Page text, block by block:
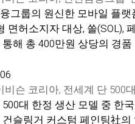
그룹의 원신한 모바일 플랫
면허소지자 대상, 쏠(SOL),
해 총 400만원 상당의 경
비슨 코리아, 전세계 단 500
대 한정 생산 모델 중 한
슬링거 커스텀 페인팅社